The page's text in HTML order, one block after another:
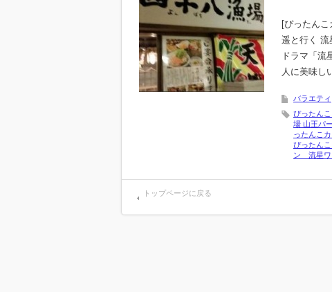
[ぴったん
遥と行く 流
ドラマ「流
人に美味し
バラエティ
ぴったん
場 山王パ
ったんこ
ぴったん
ン 流星ワ
トップページに戻る